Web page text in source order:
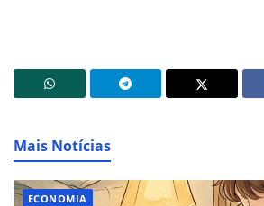
Mais Notícias
ECONOMIA